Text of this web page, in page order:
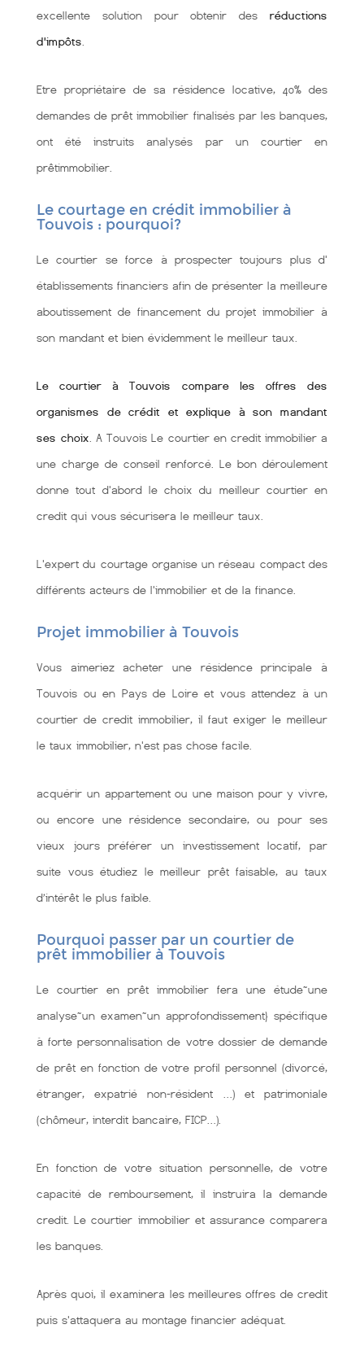
excellente solution pour obtenir des réductions
d'impôts
Etre propriétaire de sa résidence locative, 40% des
demandes de prêt immobilier finalisés par les banques,
ont été instruits analysés par un courtier en
prêtimmobilier.
Le courtage en crédit immobilier à
Touvois : pourquoi?
Le courtier se force à prospecter toujours plus d'
établissements financiers afin de présenter la meilleure
aboutissement de financement du projet immobilier à
son mandant et bien évidemment le meilleur taux.
Le courtier à Touvois compare les offres des
organismes de crédit et explique à son mandant
ses choix . A Touvois Le courtier en credit immobilier a
une charge de conseil renforcé. Le bon déroulement
donne tout d'abord le choix du meilleur courtier en
credit qui vous sécurisera le meilleur taux.
L'expert du courtage organise un réseau compact des
différents acteurs de l'immobilier et de la finance.
Projet immobilier à Touvois
Vous aimeriez acheter une résidence principale à
Touvois ou en Pays de Loire et vous attendez à un
courtier de credit immobilier, il faut exiger le meilleur
le taux immobilier, n'est pas chose facile.
acquérir un appartement ou une maison pour y vivre,
ou encore une résidence secondaire, ou pour ses
vieux jours préférer un investissement locatif, par
suite vous étudiez le meilleur prêt faisable, au taux
d’intérêt le plus faible.
Pourquoi passer par un courtier de
prêt immobilier à Touvois
Le courtier en prêt immobilier fera une étude~une
analyse~un examen~un approfondissement} spécifique
à forte personnalisation de votre dossier de demande
de prêt en fonction de votre profil personnel (divorcé,
étranger, expatrié non-résident …) et patrimoniale
(chômeur, interdit bancaire, FICP…).
En fonction de votre situation personnelle, de votre
capacité de remboursement, il instruira la demande
credit. Le courtier immobilier et assurance comparera
les banques.
Après quoi, il examinera les meilleures offres de credit
puis s'attaquera au montage financier adéquat.